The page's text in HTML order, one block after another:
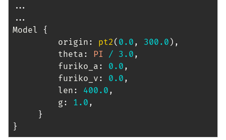
...
...
Model
{
         origin
: pt2 ( 0.0 , 300.0 ) ,
         theta
: PI / 3.0 ,
         furiko_a
: 0.0 ,
         furiko_v
: 0.0 ,
         len
: 400.0 ,
         g
: 1.0 ,
}
}